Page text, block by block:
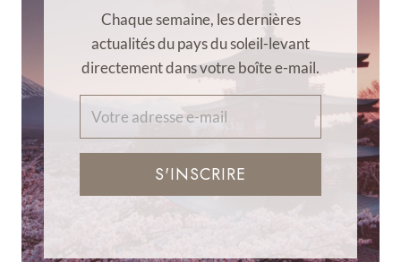
Chaque semaine, les dernières
actualités du pays du soleil-levant
directement dans votre boîte e-mail.
S'INSCRIRE